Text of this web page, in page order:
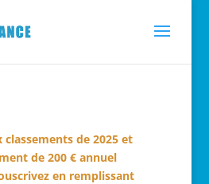
classements de 2025 et
de 200 € annuel
en remplissant